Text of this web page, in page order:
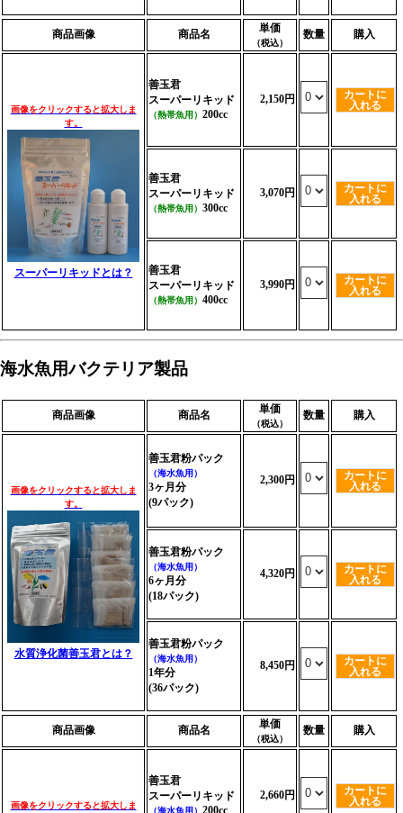
商品画像 商品名 単価
（税込）
数量 購入
画像をクリックすると拡大しま
す。
スーパーリキッドとは？
善玉君
スーパーリキッド
（熱帯魚用） 200cc
2,150円
カートに
入れる
善玉君
スーパーリキッド
（熱帯魚用） 300cc
3,070円
カートに
入れる
善玉君
スーパーリキッド
（熱帯魚用） 400cc
3,990円
カートに
入れる
海水魚用バクテリア製品
商品画像 商品名 単価
（税込）
数量 購入
画像をクリックすると拡大しま
す。
水質浄化菌善玉君とは？
善玉君粉パック
（海水魚用）
3ヶ月分
(9パック)
2,300円
カートに
入れる
善玉君粉パック
（海水魚用）
6ヶ月分
(18パック)
4,320円
カートに
入れる
善玉君粉パック
（海水魚用）
1年分
(36パック)
8,450円
カートに
入れる
商品画像 商品名 単価
（税込）
数量 購入
画像をクリックすると拡大しま
善玉君
スーパーリキッド
（海水魚用） 200cc
2,660円
カートに
入れる